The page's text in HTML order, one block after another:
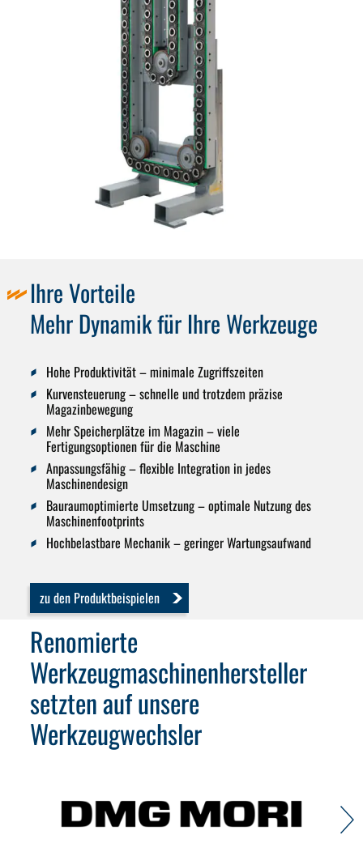
Ihre Vorteile
Mehr Dynamik für Ihre Werkzeuge
Hohe Produktivität– minimale Zugriffszeiten
Kurvensteuerung– schnelle und trotzdem präzise
Magazinbewegung
Mehr Speicherplätze im Magazin– viele
Fertigungsoptionen für die Maschine
Anpassungsfähig– flexible Integration in jedes
Maschinendesign
Bauraumoptimierte Umsetzung– optimale Nutzung des
Maschinenfootprints
Hochbelastbare Mechanik– geringer Wartungsaufwand
zu den Produktbeispielen
Renomierte
Werkzeugmaschinenhersteller
setzten auf unsere
Werkzeugwechsler